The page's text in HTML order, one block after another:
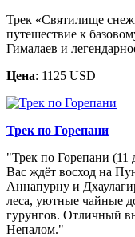
Трек «Святилище
путешествие к
Гималаев и
Цена: 1125 USD
Трек по Горепани
"Трек по Горепани
Вас ждёт восход на
Аннапурну и
леса, уютные чайные
гурунгов. Отличный
Непалом."